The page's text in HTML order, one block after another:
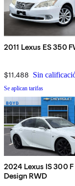
2011 Lexus ES 350
$11,488 Sin
Se aplican tarifas
2024 Lexus IS 300
Design RWD